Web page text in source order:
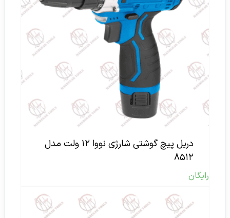
دریل پیچ گوشتی شارژی نووا ۱۲ ولت مدل
۸۵۱۲
رایگان